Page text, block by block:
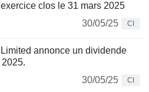
clos le 31 mars 2025
30/05/25
CI
annonce un dividende
30/05/25
CI